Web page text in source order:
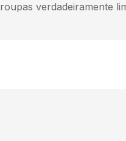
roupas verdadeiramente